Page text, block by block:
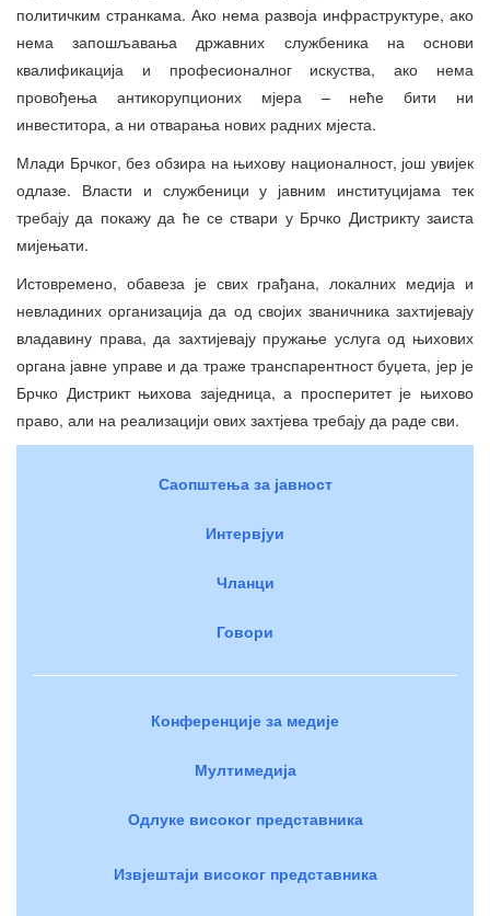
политичким странкама. Ако нема развоја инфраструктуре, ако
нема запошљавања државних службеника на основи
квалификација и професионалног искуства, ако нема
провођења антикорупционих мјера – неће бити ни
инвеститора, а ни отварања нових радних мјеста.
Млади Брчког, без обзира на њихову националност, још увијек
одлазе. Власти и службеници у јавним институцијама тек
требају да покажу да ће се ствари у Брчко Дистрикту заиста
мијењати.
Истовремено, обавеза је свих грађана, локалних медија и
невладиних организација да од својих званичника захтијевају
владавину права, да захтијевају пружање услуга од њихових
органа јавне управе и да траже транспарентност буџета, јер је
Брчко Дистрикт њихова заједница, а просперитет је њихово
право, али на реализацији ових захтјева требају да раде сви.
Саопштења за јавност
Интервјуи
Чланци
Говори
Конференције за медије
Мултимедија
Одлуке високог представника
Извјештаји високог представника